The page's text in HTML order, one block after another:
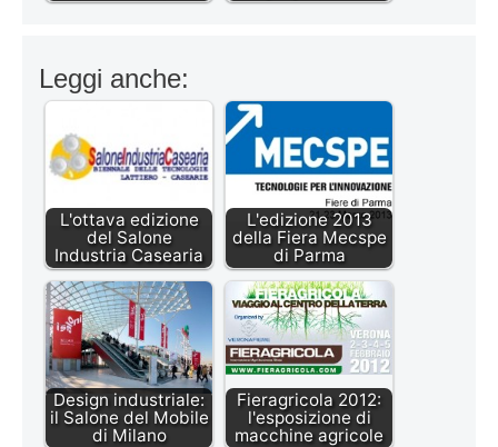
Leggi anche:
L'ottava edizione
del Salone
Industria Casearia
L'edizione 2013
della Fiera Mecspe
di Parma
Design industriale:
il Salone del Mobile
di Milano
Fieragricola 2012:
l'esposizione di
macchine agricole